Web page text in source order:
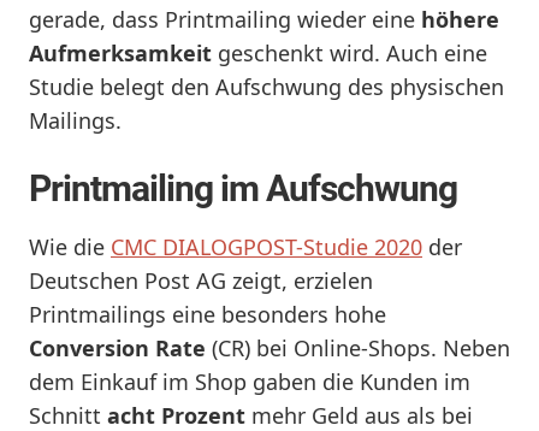
gerade, dass Printmailing wieder eine höhere
Aufmerksamkeit geschenkt wird. Auch eine
Studie belegt den Aufschwung des physischen
Mailings.
Printmailing im Aufschwung
Wie die CMC DIALOGPOST-Studie 2020 der
Deutschen Post AG zeigt, erzielen
Printmailings eine besonders hohe
Conversion Rate (CR) bei Online-Shops. Neben
dem Einkauf im Shop gaben die Kunden im
Schnitt acht Prozent mehr Geld aus als bei